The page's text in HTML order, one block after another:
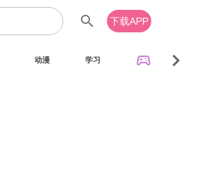
search 下载APP
动漫 学习 sports_esports chevron_right